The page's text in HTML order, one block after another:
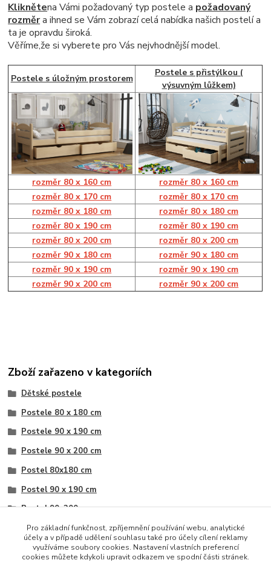
Kliknětena Vámi požadovaný typ postele a požadovaný
rozměra ihned se Vám zobrazí celá nabídka našich postelí a
ta je opravdu široká.
Věříme,že si vyberete pro Vás nejvhodnější model.
Postele s úložným prostorem
Postele s přistýlkou (
výsuvným lůžkem)
rozměr 80 x 160 cm
rozměr 80 x 160 cm
rozměr 80 x 170 cm
rozměr 80 x 170 cm
rozměr 80 x 180 cm
rozměr 80 x 180 cm
rozměr 80 x 190 cm
rozměr 80 x 190 cm
rozměr 80 x 200 cm
rozměr 80 x 200 cm
rozměr 90 x 180 cm
rozměr 90 x 180 cm
rozměr 90 x 190 cm
rozměr 90 x 190 cm
rozměr 90 x 200 cm
rozměr 90 x 200 cm
Zboží zařazeno v kategoriích
Dětské postele
Postele 80 x 180 cm
Postele 90 x 190 cm
Postele 90 x 200 cm
Postel 80x180 cm
Postel 90 x 190 cm
Postel 90x200 cm
Postele s výsuvnou přistýlkou
Postele s výsuvnou přistýlkou
Pro základní funkčnost, zpříjemnění používání webu, analytické
účely a v případě udělení souhlasu také pro účely cílení reklamy
využíváme soubory cookies. Nastavení vlastních preferencí
cookies můžete kdykoli upravit odkazem ve spodní části stránek.